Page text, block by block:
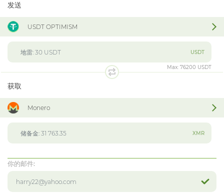
发送
USDT OPTIMISM
USDT
Max: 76200 USDT
获取
Monero
XMR
你的邮件: